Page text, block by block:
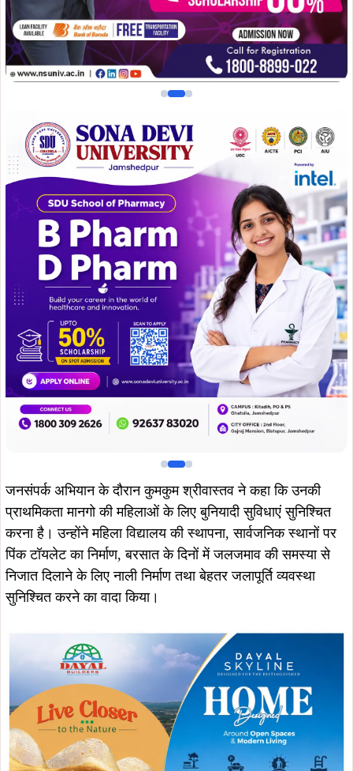
जनसंपर्क अभियान के दौरान कुमकुम श्रीवास्तव ने कहा कि उनकी
प्राथमिकता मानगो की महिलाओं के लिए बुनियादी सुविधाएं सुनिश्चित
करना है। उन्होंने महिला विद्यालय की स्थापना, सार्वजनिक स्थानों पर
पिंक टॉयलेट का निर्माण, बरसात के दिनों में जलजमाव की समस्या से
निजात दिलाने के लिए नाली निर्माण तथा बेहतर जलापूर्ति व्यवस्था
सुनिश्चित करने का वादा किया।